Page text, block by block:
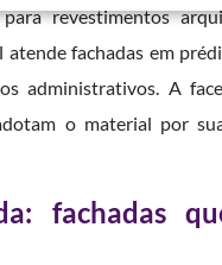
revestimentos
fachadas em
administrativos. A
o material por
fachadas